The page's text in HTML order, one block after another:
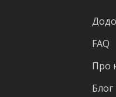
FAQ
Про
Блог